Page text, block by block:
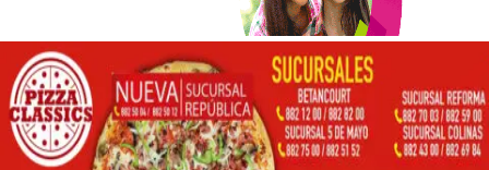
LANZA MUNICIPIO
CAMPAÑA CONTRA LA
VIOLENCIA DE GÉNERO
7 febrero, 2019